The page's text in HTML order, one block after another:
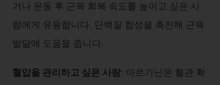
거나 운동 후 근육 회복 속도를 높이고 싶은 사
람에게 유용합니다. 단백질 합성을 촉진해 근육
발달에 도움을 줍니다.
혈압을 관리하고 싶은 사람: 아르기닌은 혈관 확